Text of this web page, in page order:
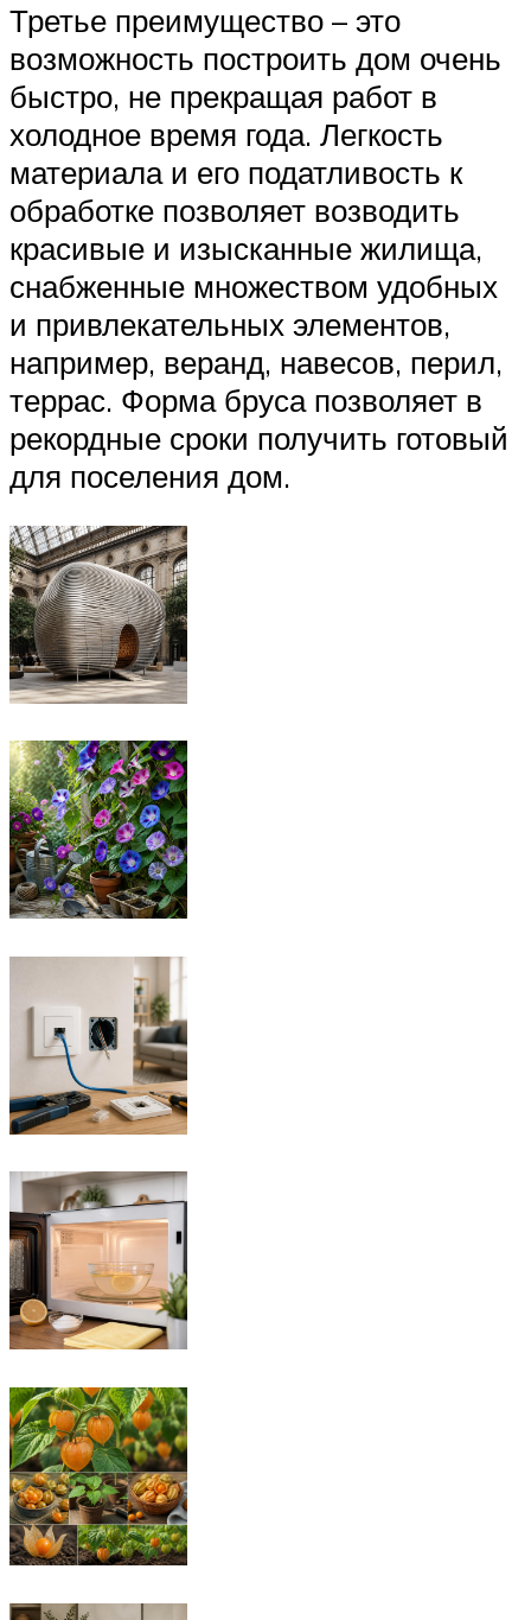
Третье преимущество – это
возможность построить дом очень
быстро, не прекращая работ в
холодное время года. Легкость
материала и его податливость к
обработке позволяет возводить
красивые и изысканные жилища,
снабженные множеством удобных
и привлекательных элементов,
например, веранд, навесов, перил,
террас. Форма бруса позволяет в
рекордные сроки получить готовый
для поселения дом.